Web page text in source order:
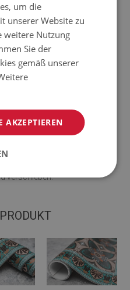
Netz;
Oberfläche platziert
verschieben.
um die
unserer Website zu
weitere Nutzung
Sie der
gemäß unserer
AKZEPTIEREN